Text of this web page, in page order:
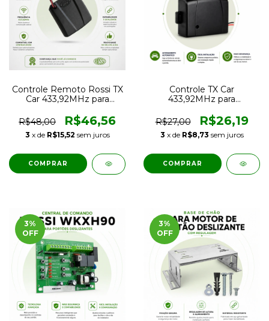
Controle Remoto Rossi TX
Car 433,92MHz para
pelo Farol Alto
R$48,00 R$46,56
3 x de R$15,52 sem juros
Controle TX Car
433,92MHz para
Eletrônico pelo Veículo
R$27,00 R$26,19
3 x de R$8,73 sem juros
3%
OFF
3%
OFF